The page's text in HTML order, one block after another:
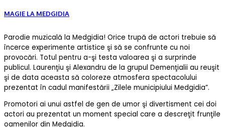
MAGIE LA MEDGIDIA
Parodie muzicală la Medgidia! Orice trupă de actori trebuie să
încerce experimente artistice şi să se confrunte cu noi
provocări. Totul pentru a-şi testa valoarea şi a surprinde
publicul. Laurenţiu şi Alexandru de la grupul Demenţialii au reuşit
şi de data aceasta să coloreze atmosfera spectacolului
prezentat în cadul manifestării „Zilele municipiului Medgidia”.
Promotori ai unui astfel de gen de umor şi divertisment cei doi
actori au prezentat un moment special care a descreţit frunţile
oamenilor din Medgidia.